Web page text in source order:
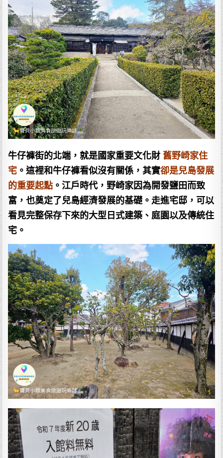
牛仔褲街的北端，就是國家重要文化財舊野崎家住
宅 。這裡和牛仔褲看似沒有關係，其實卻是兒島發展
的重要起點 。江戶時代，野崎家因為開發鹽田而致
富，也奠定了兒島經濟發展的基礎。走進宅邸，可以
看見完整保存下來的大型日式建築、庭園以及傳統住
宅。